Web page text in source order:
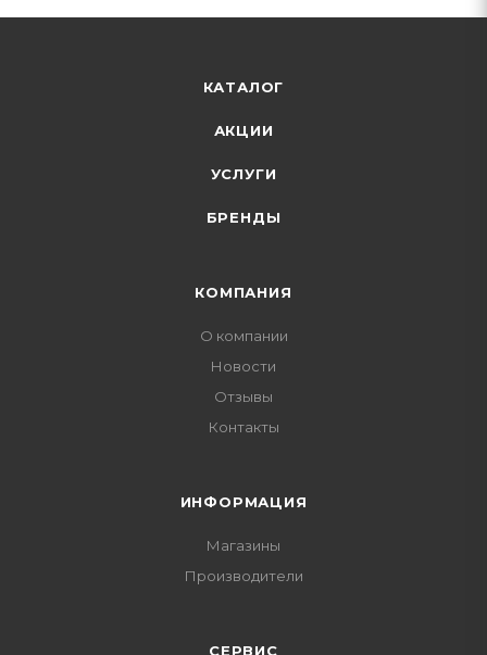
КАТАЛОГ
АКЦИИ
УСЛУГИ
БРЕНДЫ
КОМПАНИЯ
О компании
Новости
Отзывы
Контакты
ИНФОРМАЦИЯ
Магазины
Производители
СЕРВИС